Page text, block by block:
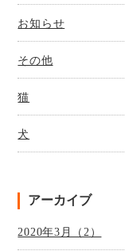
お知らせ
その他
猫
犬
アーカイブ
2020年3月（2）